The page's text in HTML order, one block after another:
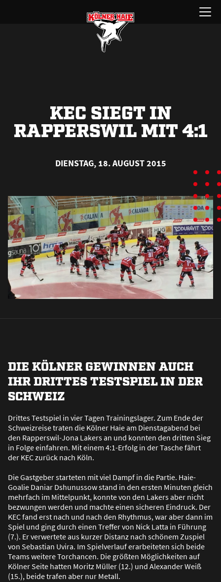
Menü
öffnen
KEC SIEGT IN
RAPPERSWIL MIT 4:1
DIENSTAG, 18. AUGUST 2015
DIE KÖLNER GEWINNEN AUCH
IHR DRITTES TESTSPIEL IN DER
SCHWEIZ
Drittes Testspiel in vier Tagen Trainingslager. Zum Ende der
Schweizreise traten die Kölner Haie am Dienstagabend bei
den Rapperswil-Jona Lakers an und konnten den dritten Sieg
in Folge einfahren. Mit einem 4:1-Erfolg in der Tasche fährt
der KEC zurück nach Köln.
Die Gastgeber starteten mit viel Dampf in die Partie. Haie-
Goalie Daniar Dshunussow stand in den ersten Minuten gleich
mehrfach im Mittelpunkt, konnte von den Lakers aber nicht
bezwungen werden und machte einen sicheren Eindruck. Der
KEC fand erst nach und nach den Rhythmus, war aber dann im
Spiel und ging durch einen Treffer von Nick Latta in Führung
(7.). Er verwertete aus kurzer Distanz nach schönem Zuspiel
von Sebastian Uvira. Im Spielverlauf erarbeiteten sich beide
Teams weitere Torchancen. Die größten Möglichkeiten auf
Kölner Seite hatten Moritz Müller (12.) und Alexander Weiß
(15.), beide trafen aber nur Metall.